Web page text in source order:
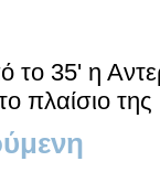
το 35' η
πλαίσιο της